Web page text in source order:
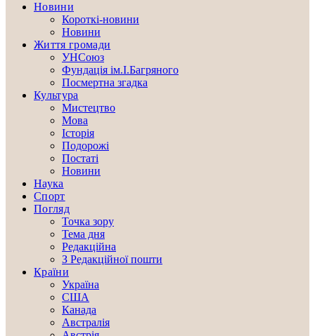
Новини
Короткі-новини
Новини
Життя громади
УНСоюз
Фундація ім.І.Багряного
Посмертна згадка
Культура
Мистецтво
Мова
Історія
Подорожі
Постаті
Новини
Наука
Спорт
Погляд
Точка зору
Тема дня
Редакційна
З Редакційної пошти
Країни
Україна
США
Канада
Австралія